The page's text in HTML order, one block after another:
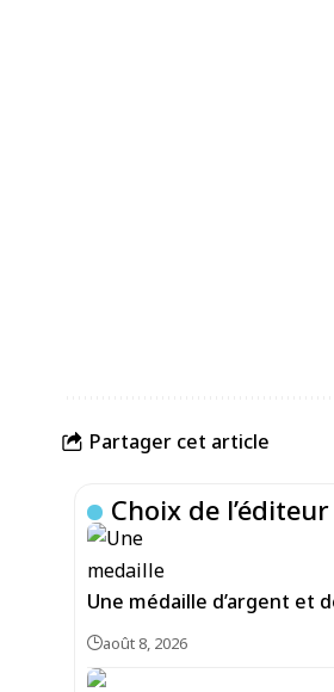
Partager cet article
Choix de l’éditeur
Une médaille d’argent et
août 8, 2026